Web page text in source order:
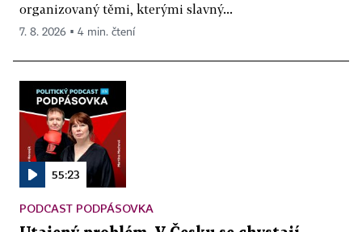
organizovaný těmi, kterými slavný...
7. 8. 2026 ▪ 4 min. čtení
55:23
PODCAST PODPÁSOVKA